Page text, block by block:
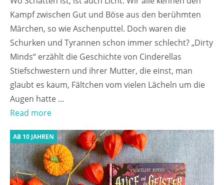
Kampf zwischen Gut und Böse aus den berühmten
Märchen, so wie Aschenputtel. Doch waren die
Schurken und Tyrannen schon immer schlecht? „Dirty
Minds“ erzählt die Geschichte von Cinderellas
Stiefschwestern und ihrer Mutter, die einst, man
glaubt es kaum, Fältchen vom vielen Lächeln um die
Augen hatte …
Read more
AB 10 JAHREN